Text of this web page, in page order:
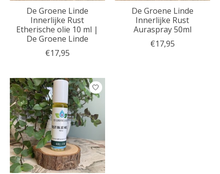
De Groene Linde
Innerlijke Rust
Etherische olie 10 ml |
De Groene Linde
€17,95
De Groene Linde
Innerlijke Rust
Auraspray 50ml
€17,95